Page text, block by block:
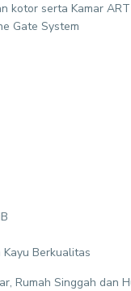
kotor serta Kamar
Gate System
Berkualitas
Rumah Singgah dan